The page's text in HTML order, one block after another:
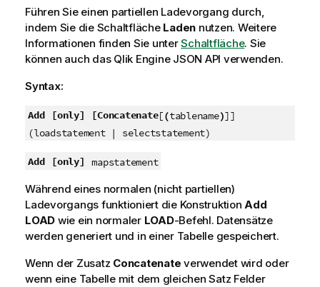
m
a
t
i
n
h
i
w
i
s
Führen Sie einen partiellen Ladevorgang durch,
indem Sie die Schaltfläche Laden nutzen. Weitere
Informationen finden Sie unterSchaltfläche. Sie
können auch das Qlik Engine JSON API verwenden.
Syntax:
Add [only] [Concatenate[(tablename)]]
(loadstatement | selectstatement)
Add [only] mapstatement
Während eines normalen (nicht partiellen)
Ladevorgangs funktioniert die KonstruktionAdd
LOAD wie ein normaler LOAD-Befehl. Datensätze
werden generiert und in einer Tabelle gespeichert.
Wenn der Zusatz Concatenate verwendet wird oder
wenn eine Tabelle mit dem gleichen Satz Felder